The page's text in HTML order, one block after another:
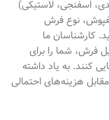
اسفنجی، لاستیکی)
نوع فرش
کارشناسان ما
فرش، شما را برای
کنند. به یاد داشته
هزینه‌های احتمالی